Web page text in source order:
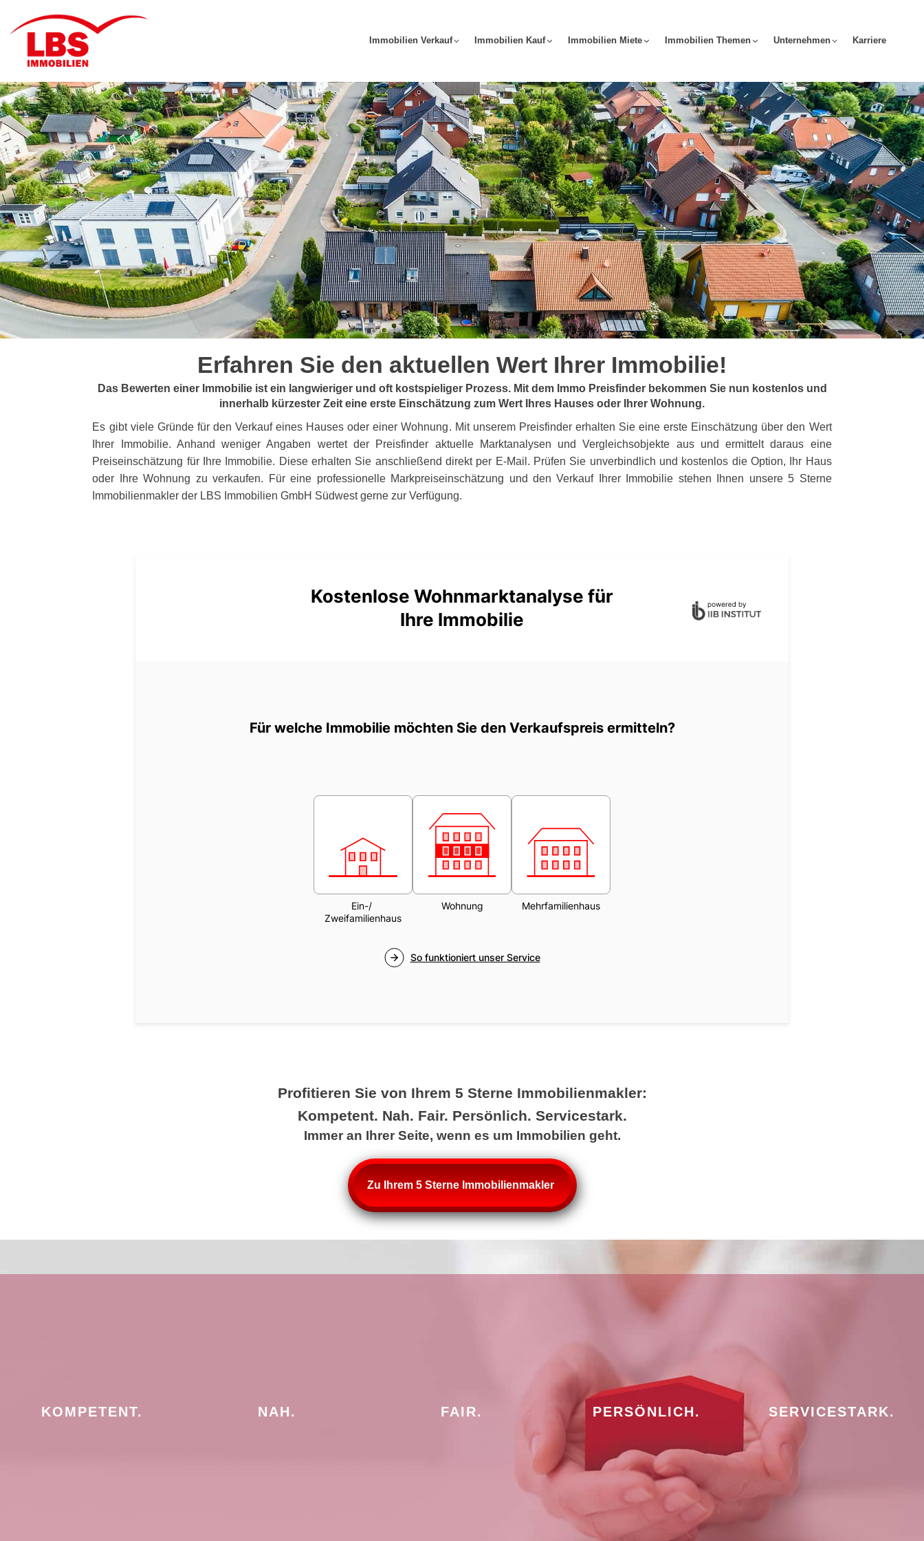
Immobilien Verkauf Immobilien Kauf Immobilien Miete Immobilien Themen Unternehmen Karriere
Erfahren Sie den aktuellen Wert Ihrer Immobilie!
Das Bewerten einer Immobilie ist ein langwieriger und oft kostspieliger Prozess. Mit dem Immo Preisfinder bekommen Sie nun kostenlos und
innerhalb kürzester Zeit eine erste Einschätzung zum Wert Ihres Hauses oder Ihrer Wohnung.
Es gibt viele Gründe für den Verkauf eines Hauses oder einer Wohnung. Mit unserem Preisfinder erhalten Sie eine erste Einschätzung über den Wert
Ihrer Immobilie. Anhand weniger Angaben wertet der Preisfinder aktuelle Marktanalysen und Vergleichsobjekte aus und ermittelt daraus eine
Preiseinschätzung für Ihre Immobilie. Diese erhalten Sie anschließend direkt per E-Mail. Prüfen Sie unverbindlich und kostenlos die Option, Ihr Haus
oder Ihre Wohnung zu verkaufen. Für eine professionelle Markpreiseinschätzung und den Verkauf Ihrer Immobilie stehen Ihnen unsere 5 Sterne
Immobilienmakler der LBS Immobilien GmbH Südwest gerne zur Verfügung.
Profitieren Sie von Ihrem 5 Sterne Immobilienmakler:
Kompetent. Nah. Fair. Persönlich. Servicestark.
Immer an Ihrer Seite, wenn es um Immobilien geht.
Zu Ihrem 5 Sterne Immobilienmakler
KOMPETENT. NAH. FAIR. PERSÖNLICH. SERVICESTARK.